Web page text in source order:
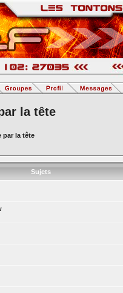
la tête
par la tête
Sujets